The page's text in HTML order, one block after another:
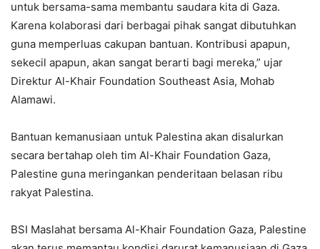
untuk bersama-sama membantu saudara kita di Gaza.
Karena kolaborasi dari berbagai pihak sangat dibutuhkan
guna memperluas cakupan bantuan. Kontribusi apapun,
sekecil apapun, akan sangat berarti bagi mereka,” ujar
Direktur Al-Khair Foundation Southeast Asia, Mohab
Alamawi.
Bantuan kemanusiaan untuk Palestina akan disalurkan
secara bertahap oleh tim Al-Khair Foundation Gaza,
Palestine guna meringankan penderitaan belasan ribu
rakyat Palestina.
BSI Maslahat bersama Al-Khair Foundation Gaza, Palestine